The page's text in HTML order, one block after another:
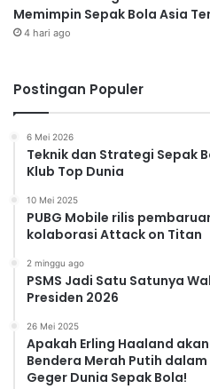
Memimpin Sepak Bola Asia
4 hari ago
Postingan Populer
6 Mei 2026
Teknik dan Strategi Sepak
Klub Top Dunia
10 Mei 2025
PUBG Mobile rilis
kolaborasi Attack on Titan
2 minggu ago
PSMS Jadi Satu Satunya
Presiden 2026
26 Mei 2025
Apakah Erling Haaland
Bendera Merah Putih
Geger Dunia Sepak Bola!